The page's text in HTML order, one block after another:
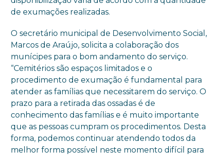
de exumações realizadas.
O secretário municipal de Desenvolvimento Social,
Marcos de Araújo, solicita a colaboração dos
munícipes para o bom andamento do serviço.
“Cemitérios são espaços limitados e o
procedimento de exumação é fundamental para
atender as famílias que necessitarem do serviço. O
prazo para a retirada das ossadas é de
conhecimento das famílias e é muito importante
que as pessoas cumpram os procedimentos. Desta
forma, podemos continuar atendendo todos da
melhor forma possível neste momento difícil para